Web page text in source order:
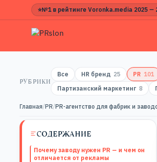
⭐№1 в рейтинге Voronka.media 2025 —
РУБРИКИ
Все HR бренд 25 PR 101
Партизанский маркетинг 8
Главная/PR/PR-агентство для фабрик и
СОДЕРЖАНИЕ
Почему заводу нужен PR — и чем он
отличается от рекламы